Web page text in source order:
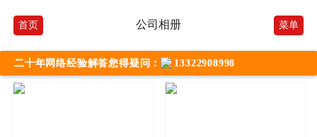
首页 公司相册 菜单
二十年网络经验解答您得疑问： 13322908998